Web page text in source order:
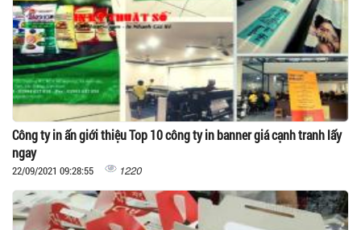
Công ty in ấn giới thiệu Top 10 công ty in banner giá cạnh tranh lấy
ngay
22/09/2021 09:28:55 1220